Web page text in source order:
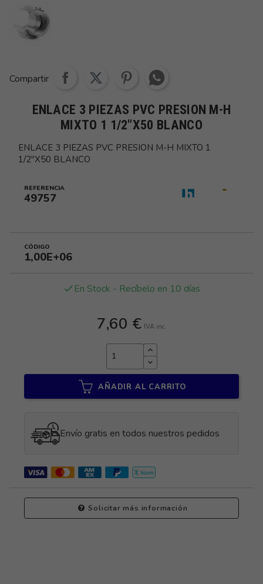
Compartir
ENLACE 3 PIEZAS PVC PRESION M-H
MIXTO 1 1/2"X50 BLANCO
ENLACE 3 PIEZAS PVC PRESION M-H MIXTO 1
1/2"X50 BLANCO
REFERENCIA
49757
CÓDIGO
1,00E+06
done En Stock - Recíbelo en 10 días
7,60 € IVA inc.
AÑADIR AL CARRITO
Envío gratis en todos nuestros pedidos
Solicitar más información